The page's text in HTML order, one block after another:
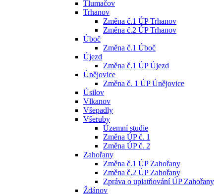
Tlumačov
Trhanov
Změna č.1 ÚP Trhanov
Změna č.2 ÚP Trhanov
Úboč
Změna č.1 Úboč
Újezd
Změna č.1 ÚP Újezd
Únějovice
Změna č. 1 ÚP Únějovice
Úsilov
Vlkanov
Všepadly
Všeruby
Územní studie
Změna ÚP č. 1
Změna ÚP č. 2
Zahořany
Změna č.1 ÚP Zahořany
Změna č.2 ÚP Zahořany
Zpráva o uplatňování ÚP Zahořany
Ždánov